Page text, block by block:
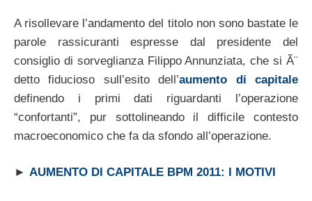
A risollevare l’andamento del titolo non sono bastate le
parole rassicuranti espresse dal presidente del
consiglio di sorveglianza Filippo Annunziata, che si Ã¨
detto fiducioso sull’esito dell’aumento di capitale
definendo i primi dati riguardanti l’operazione
“confortanti”, pur sottolineando il difficile contesto
macroeconomico che fa da sfondo all’operazione.
► AUMENTO DI CAPITALE BPM 2011: I MOTIVI